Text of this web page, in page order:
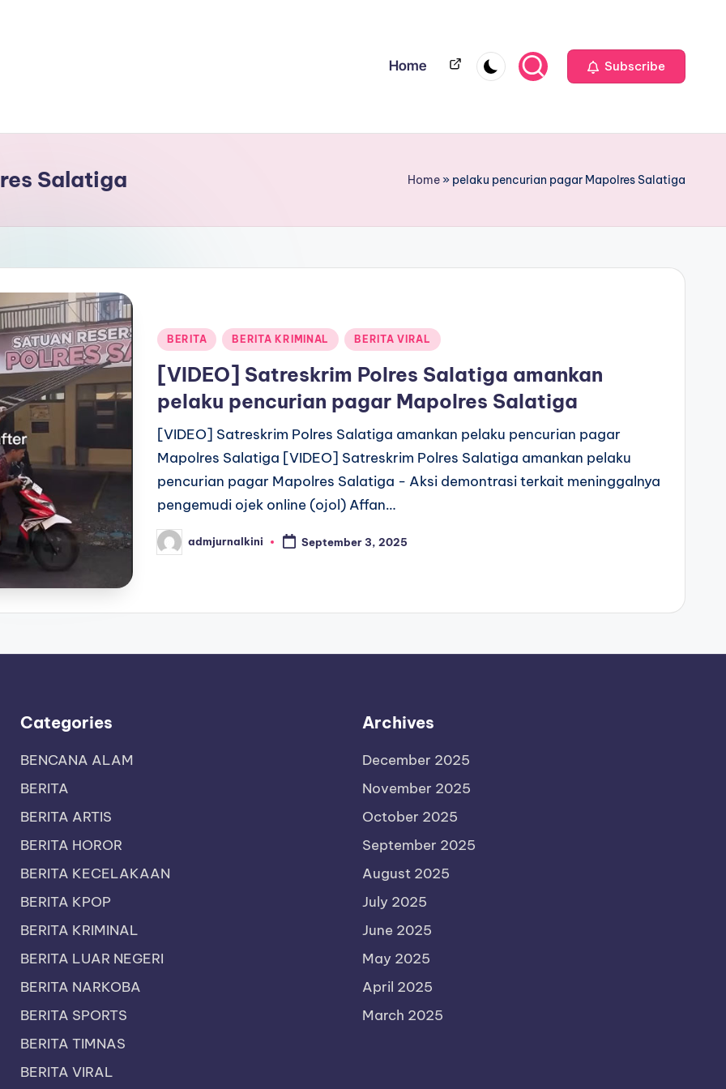
Home Home Subscribe
Salatiga Home» pelaku pencurian pagar Mapolres Salatiga
Posted
BERITA BERITA KRIMINAL BERITA VIRAL
[VIDEO] Satreskrim Polres Salatiga amankan
pelaku pencurian pagar Mapolres Salatiga
[VIDEO] Satreskrim Polres Salatiga amankan pelaku pencurian pagar
Mapolres Salatiga [VIDEO] Satreskrim Polres Salatiga amankan pelaku
pencurian pagar Mapolres Salatiga - Aksi demontrasi terkait meninggalnya
pengemudi ojek online (ojol) Affan…
Posted
by
admjurnalkini September 3, 2025
Categories
BENCANA ALAM
BERITA
BERITA ARTIS
BERITA HOROR
BERITA KECELAKAAN
BERITA KPOP
BERITA KRIMINAL
BERITA LUAR NEGERI
BERITA NARKOBA
BERITA SPORTS
BERITA TIMNAS
BERITA VIRAL
Archives
December 2025
November 2025
October 2025
September 2025
August 2025
July 2025
June 2025
May 2025
April 2025
March 2025